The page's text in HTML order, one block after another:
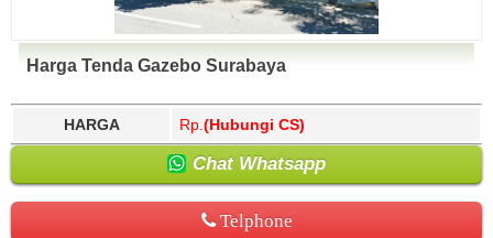
Harga Tenda Gazebo Surabaya
HARGA Rp. (Hubungi CS)
Chat Whatsapp
Telphone